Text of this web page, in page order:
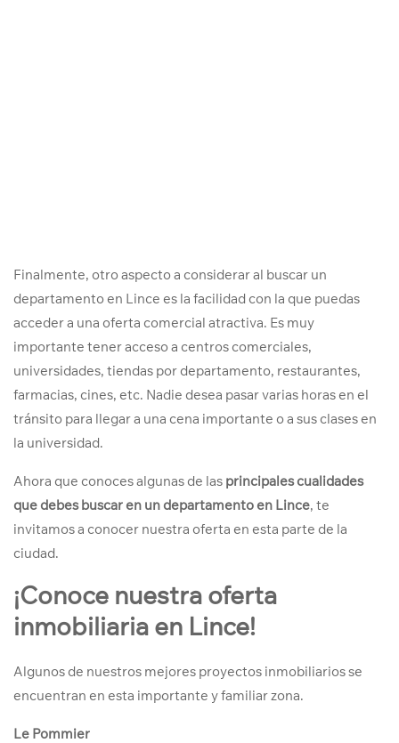
Finalmente, otro aspecto a considerar al buscar un
departamento en Lince es la facilidad con la que puedas
acceder a una oferta comercial atractiva. Es muy
importante tener acceso a centros comerciales,
universidades, tiendas por departamento, restaurantes,
farmacias, cines, etc. Nadie desea pasar varias horas en el
tránsito para llegar a una cena importante o a sus clases en
la universidad.
Ahora que conoces algunas de las principales cualidades
que debes buscar en un departamento en Lince, te
invitamos a conocer nuestra oferta en esta parte de la
ciudad.
¡Conoce nuestra oferta
inmobiliaria en Lince!
Algunos de nuestros mejores proyectos inmobiliarios se
encuentran en esta importante y familiar zona.
Le Pommier